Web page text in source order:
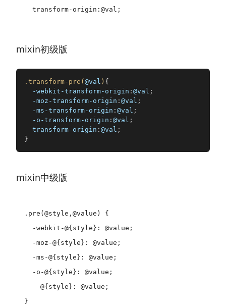
mixin初级版
.transform-pre( @val ) {
-webkit-transform-origin : @val ;
-moz-transform-origin : @val ;
-ms-transform-origin : @val ;
-o-transform-origin : @val ;
transform-origin : @val ;
}
mixin中级版
.pre(@style,@value) {
  -webkit-@{style}: @value;
  -moz-@{style}: @value;
  -ms-@{style}: @value;
  -o-@{style}: @value;
    @{style}: @value;